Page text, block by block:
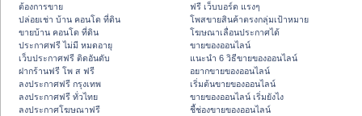
ต้องการขาย
ปล่อยเช่า บ้าน คอนโด ที่ดิน
ขายบ้าน คอนโด ที่ดิน
ประกาศฟรี ไม่มี หมดอายุ
เว็บประกาศฟรี ติดอันดับ
ฝากร้านฟรี โพ ส ฟรี
ลงประกาศฟรี กรุงเทพ
ลงประกาศฟรี ทั่วไทย
ลงประกาศโฆษณาฟรี
ฟรี เว็บบอร์ด แรงๆ
โพสขายสินค้าตรงกลุ่มเป้าหมาย
โฆษณาเลื่อนประกาศได้
ขายของออนไลน์
แนะนำ 6 วิธีขายของออนไลน์
อยากขายของออนไลน์
เริ่มต้นขายของออนไลน์
ขายของออนไลน์ เริ่มยังไง
ชี้ช่องขายของออนไลน์